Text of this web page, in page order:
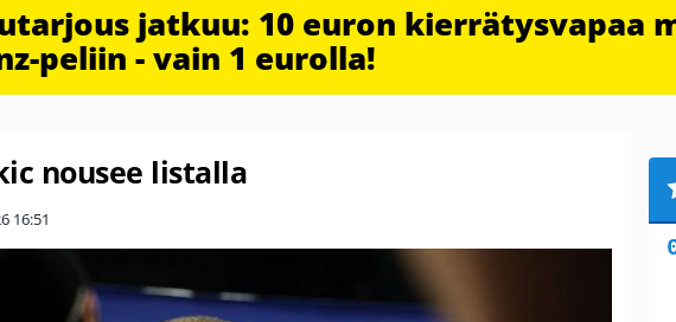
jatkuu: 10 euron kierrätysvapaa
peliin - vain 1 eurolla!
nousee listalla
16:51